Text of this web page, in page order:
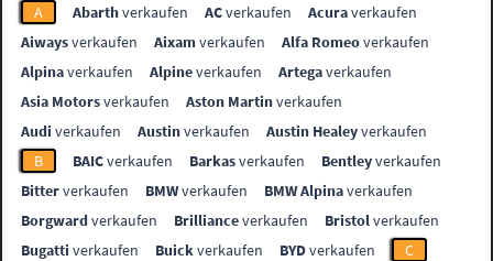
A Abarthverkaufen ACverkaufen Acuraverkaufen
Aiwaysverkaufen Aixamverkaufen Alfa Romeoverkaufen
Alpinaverkaufen Alpineverkaufen Artegaverkaufen
Asia Motorsverkaufen Aston Martinverkaufen
Audi verkaufen Austinverkaufen Austin Healeyverkaufen
B
BAICverkaufen Barkasverkaufen Bentleyverkaufen
Bitterverkaufen BMWverkaufen BMW Alpinaverkaufen
Borgwardverkaufen Brillianceverkaufen Bristolverkaufen
Bugatti verkaufen Buickverkaufen BYDverkaufen
C